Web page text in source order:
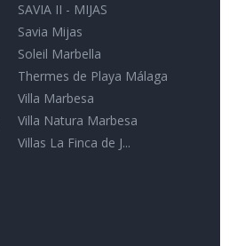
SAVIA II - MIJAS
Savia Mijas
Soleil Marbella
Thermes de Playa Málaga
Villa Marbesa
Villa Natura Marbesa
Villas La Finca de J...